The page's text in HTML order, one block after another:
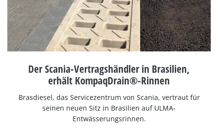
Der Scania-Vertragshändler in Brasilien,
erhält KompaqDrain®-Rinnen
Brasdiesel, das Servicezentrum von Scania, vertraut für
seinen neuen Sitz in Brasilien auf ULMA-
Entwässerungsrinnen.